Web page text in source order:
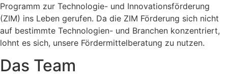
Programm zur Technologie- und Innovationsförderung
(ZIM) ins Leben gerufen. Da die ZIM Förderung sich nicht
auf bestimmte Technologien- und Branchen konzentriert,
lohnt es sich, unsere Fördermittelberatung zu nutzen.
Das Team